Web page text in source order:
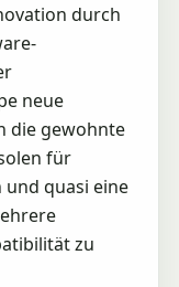
durch
neue
die gewohnte
für
und quasi eine
zu